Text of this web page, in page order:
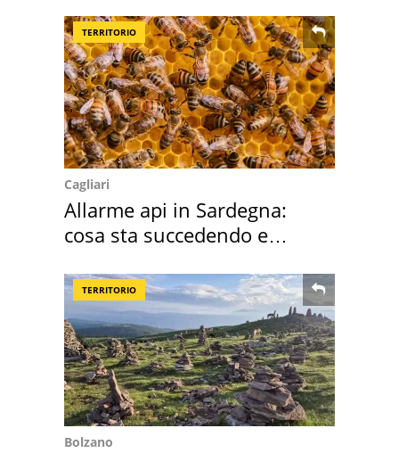
TERRITORIO
Cagliari
Allarme api in Sardegna:
cosa sta succedendo e
TERRITORIO
Bolzano